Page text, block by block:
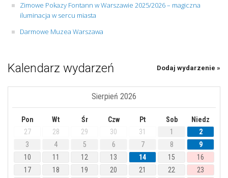
Zimowe Pokazy Fontann w Warszawie 2025/2026 – magiczna
iluminacja w sercu miasta
Darmowe Muzea Warszawa
Kalendarz wydarzeń Dodaj wydarzenie »
Sierpień 2026
Pon Wt Śr Czw Pt Sob
Niedz
27
28 29 30 31 1
2
3
4 5 6 7 8
9
10
11 12 13 14 15
16
17
18 19 20 21 22
23